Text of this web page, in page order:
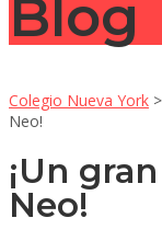
Blog
Colegio Nueva York >
Neo!
¡Un
Neo!